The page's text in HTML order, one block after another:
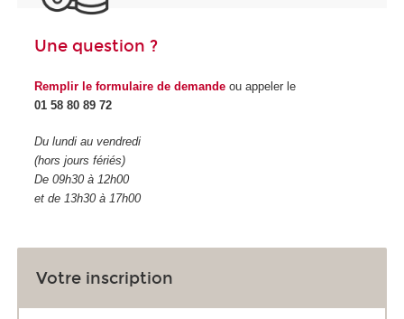
Une question ?
Remplir le formulaire de demande ou appeler le
01 58 80 89 72
Du lundi au vendredi
(hors jours fériés)
De 09h30 à 12h00
et de 13h30 à 17h00
Votre inscription